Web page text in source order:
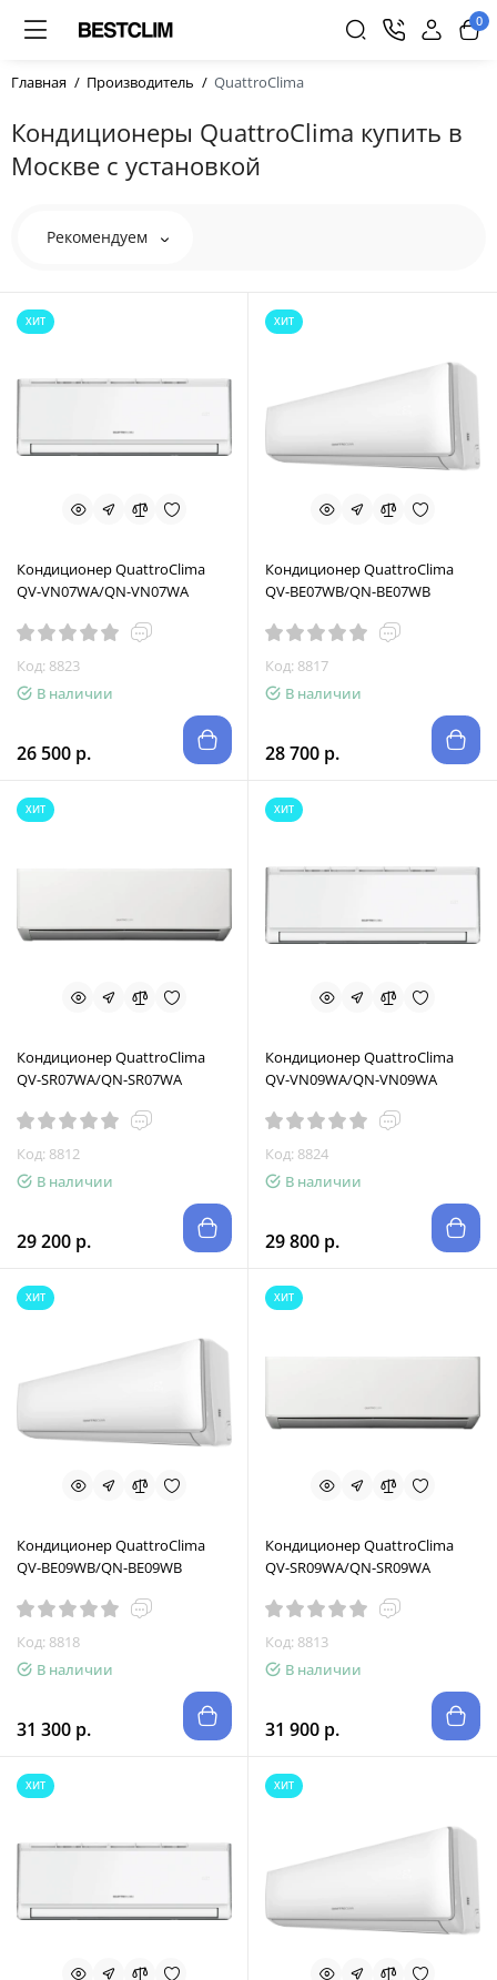
0
Главная Производитель QuattroClima
Кондиционеры QuattroClima купить в
Москве с установкой
Рекомендуем
ХИТ
Кондиционер QuattroClima
QV-VN07WA/QN-VN07WA
Код: 8823
В наличии
26 500 р.
ХИТ
Кондиционер QuattroClima
QV-BE07WB/QN-BE07WB
Код: 8817
В наличии
28 700 р.
ХИТ
Кондиционер QuattroClima
QV-SR07WA/QN-SR07WA
Код: 8812
В наличии
29 200 р.
ХИТ
Кондиционер QuattroClima
QV-VN09WA/QN-VN09WA
Код: 8824
В наличии
29 800 р.
ХИТ
Кондиционер QuattroClima
QV-BE09WB/QN-BE09WB
Код: 8818
В наличии
31 300 р.
ХИТ
Кондиционер QuattroClima
QV-SR09WA/QN-SR09WA
Код: 8813
В наличии
31 900 р.
ХИТ ХИТ